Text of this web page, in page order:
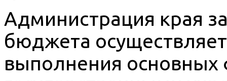
Администрация края
бюджета
выполнения